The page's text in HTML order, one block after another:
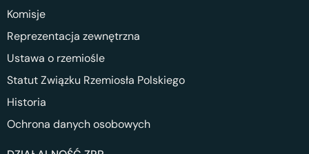
Komisje
Reprezentacja zewnętrzna
Ustawa o rzemiośle
Statut Związku Rzemiosła Polskiego
Historia
Ochrona danych osobowych